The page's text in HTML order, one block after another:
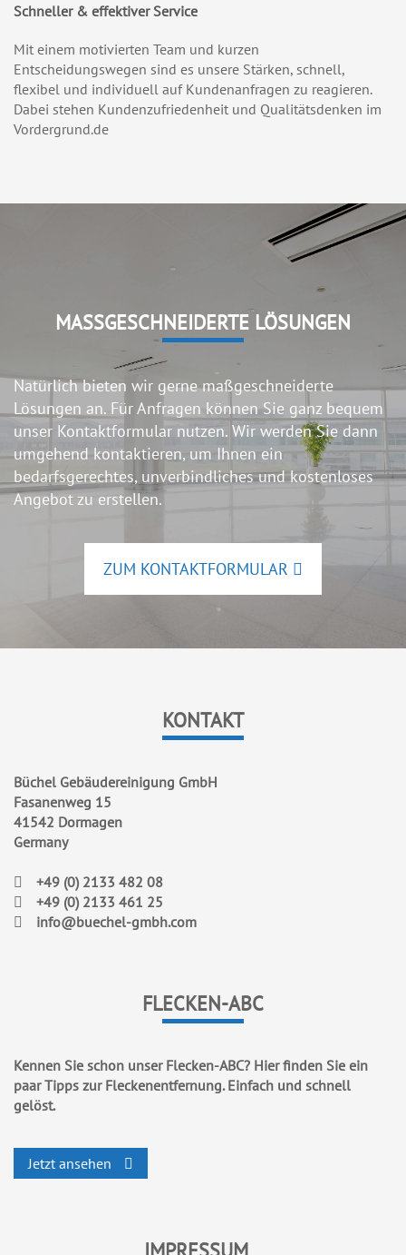
Schneller & effektiver Service
Mit einem motivierten Team und kurzen
Entscheidungswegen sind es unsere Stärken, schnell,
flexibel und individuell auf Kundenanfragen zu reagieren.
Dabei stehen Kundenzufriedenheit und Qualitätsdenken im
Vordergrund.de
MASSGESCHNEIDERTE LÖSUNGEN
Natürlich bieten wir gerne maßgeschneiderte
Lösungen an. Für Anfragen können Sie ganz bequem
unser Kontaktformular nutzen. Wir werden Sie dann
umgehend kontaktieren, um Ihnen ein
bedarfsgerechtes, unverbindliches und kostenloses
Angebot zu erstellen.
ZUM KONTAKTFORMULAR
KONTAKT
Büchel Gebäudereinigung GmbH
Fasanenweg 15
41542 Dormagen
Germany
+49 (0) 2133 482 08
+49 (0) 2133 461 25
info@buechel-gmbh.com
FLECKEN-ABC
Kennen Sie schon unser Flecken-ABC? Hier finden Sie ein
paar Tipps zur Fleckenentfernung. Einfach und schnell
gelöst.
Jetzt ansehen